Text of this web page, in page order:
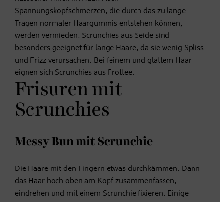
Spannungskopfschmerzen, die durch das zu lange
Tragen normaler Haargummis entstehen können,
werden vermieden. Scrunchies aus Seide sind
besonders geeignet für lange Haare, da sie wenig Spliss
und Frizz verursachen. Bei feinem und glattem Haar
eignen sich Scrunchies aus Frottee.
Frisuren mit
Scrunchies
Messy Bun mit Scrunchie
Die Haare mit den Fingern etwas durchkämmen. Dann
das Haar hoch oben am Kopf zusammenfassen,
eindrehen und mit einem Scrunchie fixieren. Einige